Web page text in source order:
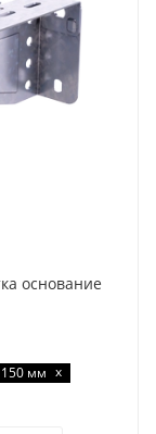
основание
150 мм x